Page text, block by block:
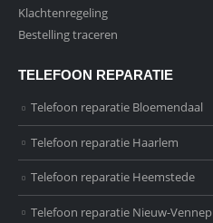
Klachtenregeling
Bestelling traceren
TELEFOON REPARATIE
Telefoon reparatie Bloemendaal
Telefoon reparatie Haarlem
Telefoon reparatie Heemstede
Telefoon reparatie Nieuw-Vennep